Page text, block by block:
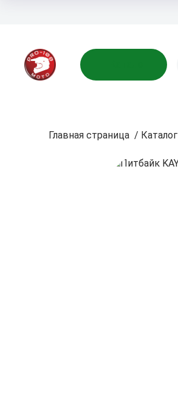
Главная страница / Каталог